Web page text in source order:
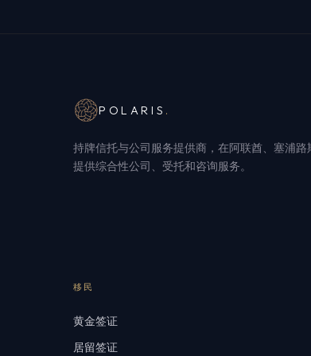
POLARIS .
持牌信托与公司服务提供商，在阿联酋、塞浦路
提供综合性公司、受托和咨询服务。
移民
黄金签证
居留签证